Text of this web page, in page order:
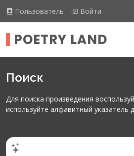
Пользователь Войти
POETRY LAND
Поиск
Для поиска произведения
используйте алфавитный указатель